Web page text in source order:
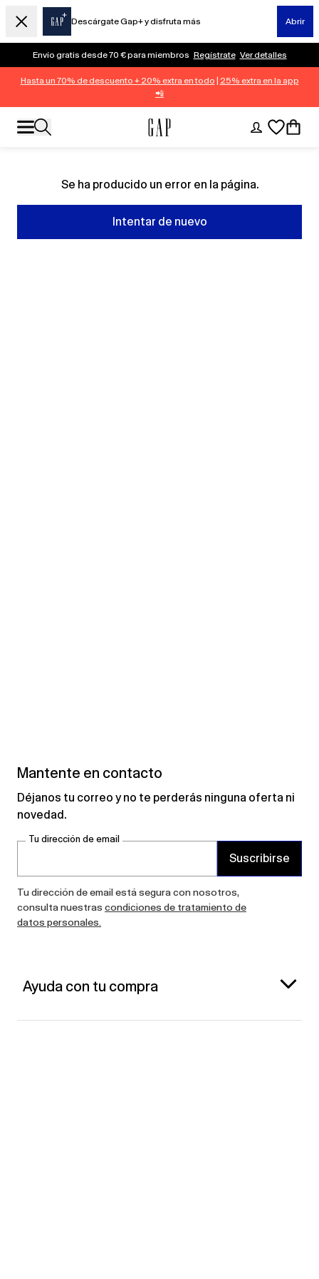
Descárgate Gap+ y disfruta más Abrir
Envío gratis desde 70 € para miembros Regístrate Ver detalles
Hasta un 70% de descuento + 20% extra en todo 25% extra en la app
📲
Se ha producido un error en la página.
Intentar de nuevo
Mantente en contacto
Déjanos tu correo y no te perderás ninguna oferta ni
novedad.
Tu dirección de email
Suscribirse
Tu dirección de email está segura con nosotros,
consulta nuestras condiciones de tratamiento de
datos personales.
Ayuda con tu compra